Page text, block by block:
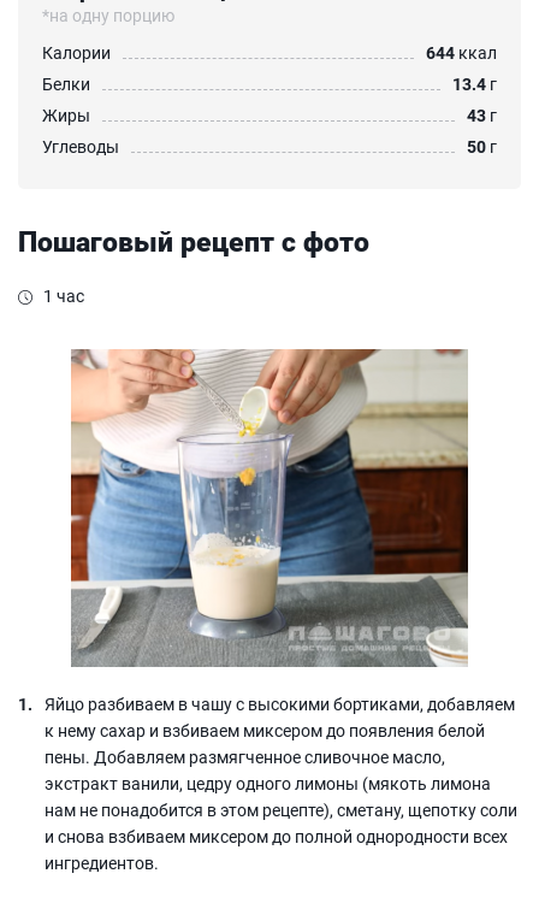
*на одну порцию
Калории
644 ккал
Белки
13.4 г
Жиры
43 г
Углеводы
50 г
Пошаговый рецепт с фото
1 час
Яйцо разбиваем в чашу с высокими бортиками, добавляем
к нему сахар и взбиваем миксером до появления белой
пены. Добавляем размягченное сливочное масло,
экстракт ванили, цедру одного лимоны (мякоть лимона
нам не понадобится в этом рецепте), сметану, щепотку соли
и снова взбиваем миксером до полной однородности всех
ингредиентов.